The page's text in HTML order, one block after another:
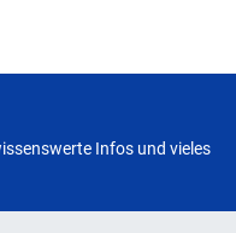
Infos und vieles